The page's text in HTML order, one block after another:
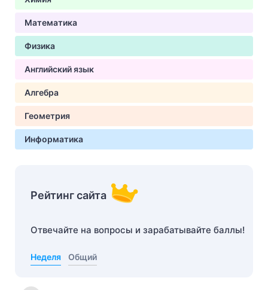
Математика
Физика
Английский язык
Алгебра
Геометрия
Информатика
Рейтинг сайта
Отвечайте на вопросы и зарабатывайте баллы!
Неделя Общий